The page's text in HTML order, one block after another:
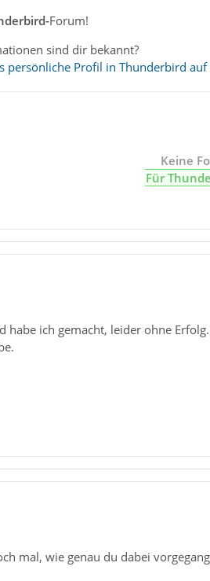
Forum!
sind dir bekannt?
persönliche Profil in Thunderbird
Keine
Für
habe ich gemacht, leider ohne
mal, wie genau du dabei